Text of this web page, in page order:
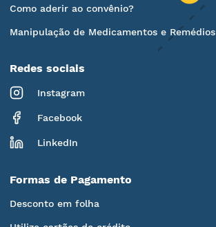
Como aderir ao convênio?
Manipulação de Medicamentos e Remédios
Redes sociais
Instagram
Facebook
LinkedIn
Formas de Pagamento
Desconto em folha